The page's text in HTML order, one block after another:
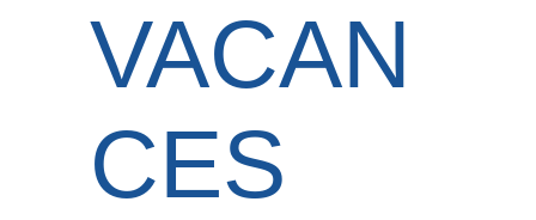
VACAN
CES